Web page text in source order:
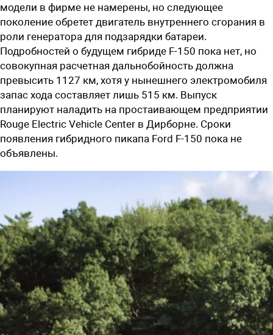
модели в фирме не намерены, но следующее
поколение обретет двигатель внутреннего сгорания в
роли генератора для подзарядки батареи.
Подробностей о будущем гибриде F-150 пока нет, но
совокупная расчетная дальнобойность должна
превысить 1127 км, хотя у нынешнего электромобиля
запас хода составляет лишь 515 км. Выпуск
планируют наладить на простаивающем предприятии
Rouge Electric Vehicle Center в Дирборне. Сроки
появления гибридного пикапа Ford F-150 пока не
объявлены.